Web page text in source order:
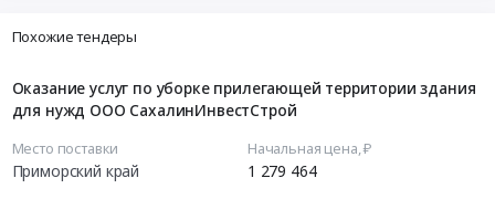
Похожие тендеры
Оказание услуг по уборке прилегающей территории здания
для нужд ООО СахалинИнвестСтрой
Место поставки
Приморский край
Начальная цена, ₽
1 279 464